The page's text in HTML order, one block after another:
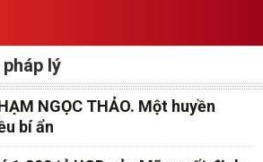
lý
NGỌC THẢO. Một huyền
bí ẩn